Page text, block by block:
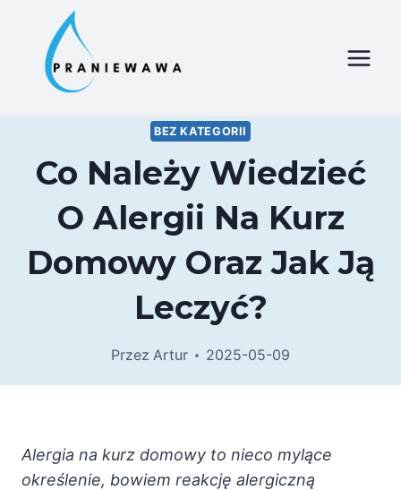
BEZ KATEGORII
Co Należy Wiedzieć
O Alergii Na Kurz
Domowy Oraz Jak Ją
Leczyć?
Przez Artur 2025-05-09
Alergia na kurz domowy to nieco mylące
określenie, bowiem reakcję alergiczną